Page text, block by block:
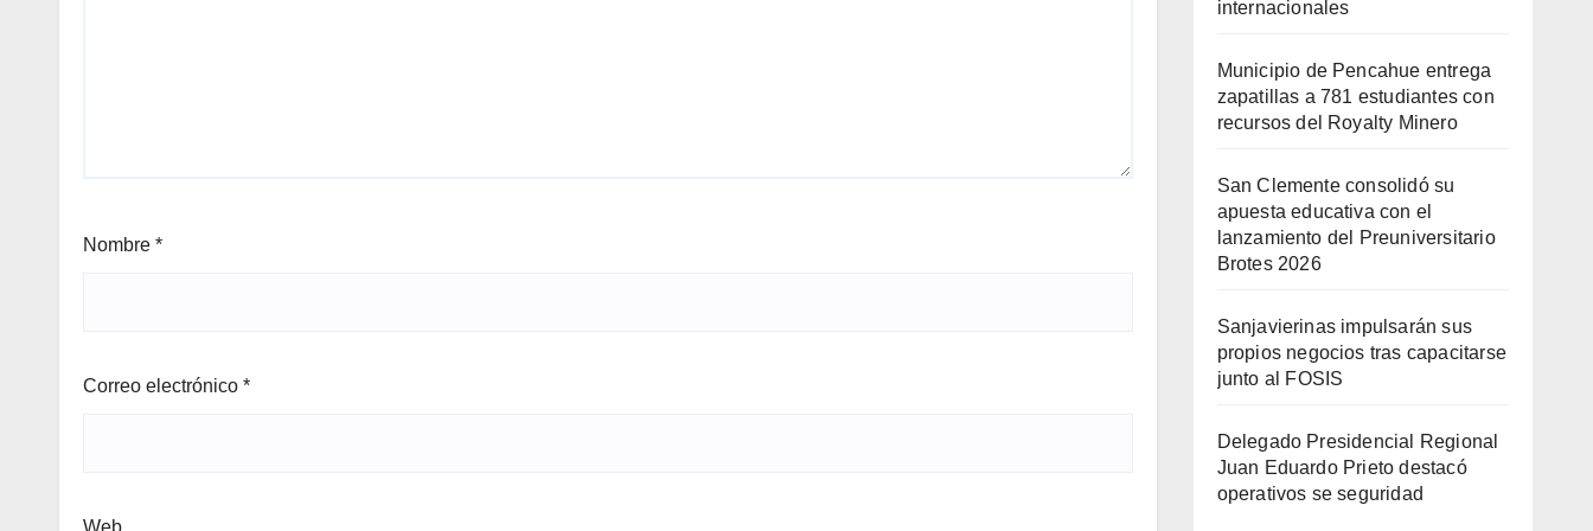
Nombre *
Correo electrónico *
Web
internacionales
Municipio de Pencahue entrega
zapatillas a 781 estudiantes con
recursos del Royalty Minero
San Clemente consolidó su
apuesta educativa con el
lanzamiento del Preuniversitario
Brotes 2026
Sanjavierinas impulsarán sus
propios negocios tras capacitarse
junto al FOSIS
Delegado Presidencial Regional
Juan Eduardo Prieto destacó
operativos se seguridad